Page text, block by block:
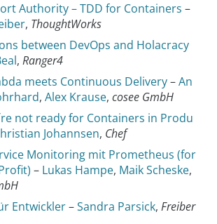
Authority – TDD for Containers –
, ThoughtWorks
between DevOps and Holacracy
, Ranger4
meets Continuous Delivery–An
, Alex Krause, cosee GmbH
not ready for Containers in Produ
Johannsen, Chef
Monitoring mit Prometheus (for
– Lukas Hampe, Maik Scheske,
Entwickler–Sandra Parsick, Freiber